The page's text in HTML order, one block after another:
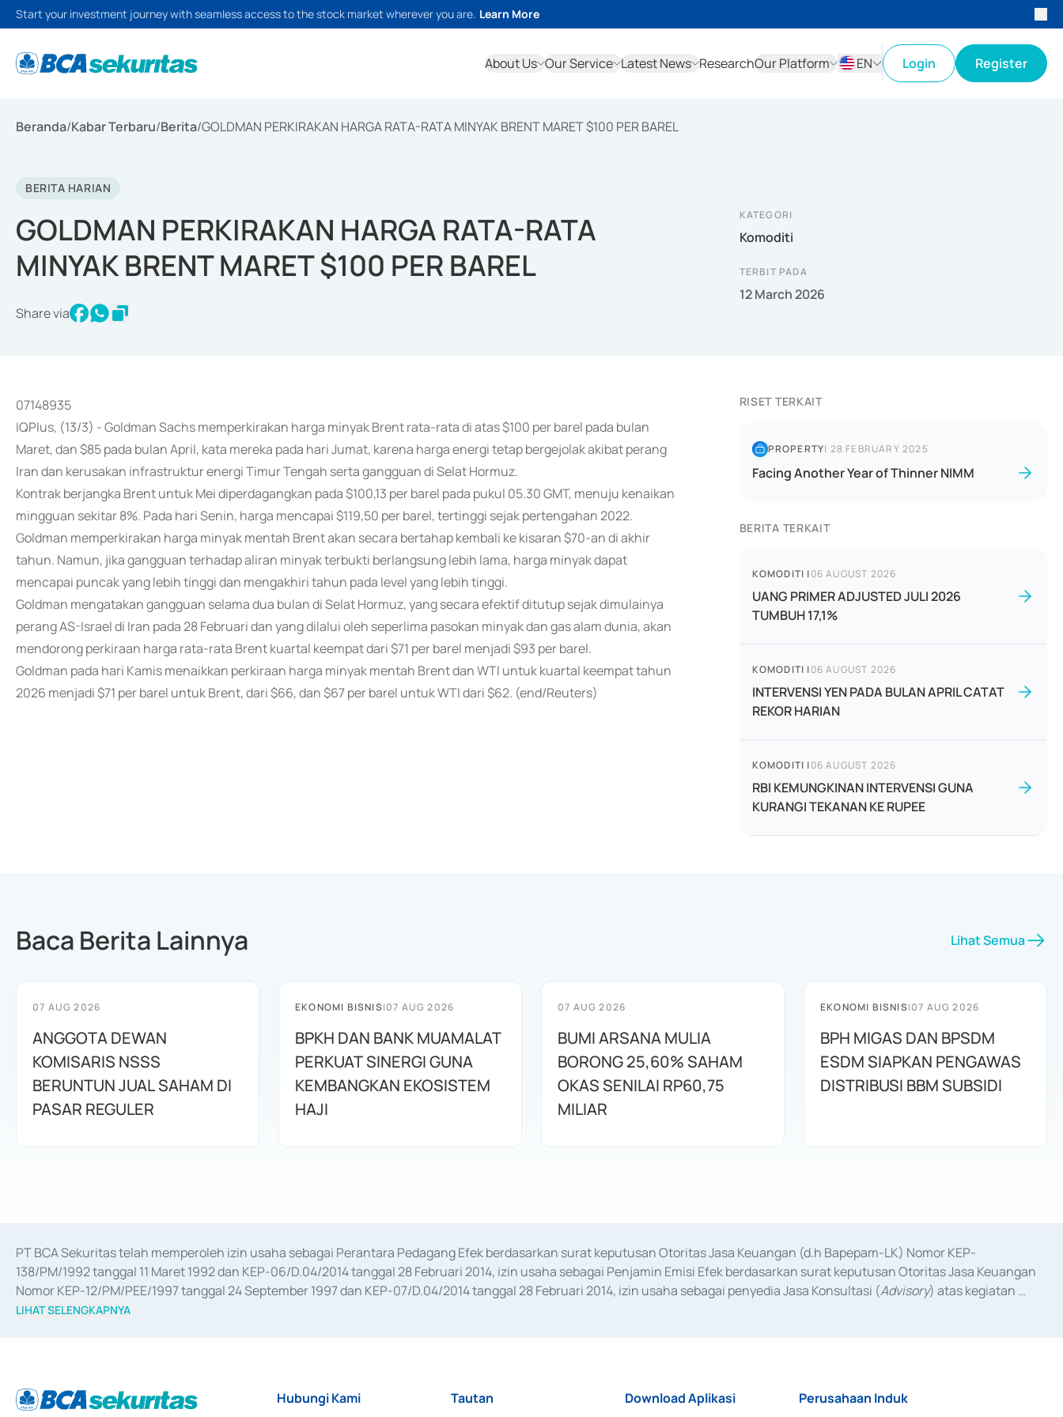
Start your investment journey with seamless access to the stock market wherever you are. Learn More
About Us Our Service Latest News ResearchOur Platform
EN
Login Register
Beranda/Kabar Terbaru/Berita/GOLDMAN PERKIRAKAN HARGA RATA-RATA MINYAK BRENT MARET $100 PER BAREL
BERITA HARIAN
GOLDMAN PERKIRAKAN HARGA RATA-RATA
MINYAK BRENT MARET $100 PER BAREL
Share via
KATEGORI
Komoditi
TERBIT PADA
12 March 2026
07148935
IQPlus, (13/3) - Goldman Sachs memperkirakan harga minyak Brent rata-rata di atas $100 per barel pada bulan
Maret, dan $85 pada bulan April, kata mereka pada hari Jumat, karena harga energi tetap bergejolak akibat perang
Iran dan kerusakan infrastruktur energi Timur Tengah serta gangguan di Selat Hormuz.
Kontrak berjangka Brent untuk Mei diperdagangkan pada $100,13 per barel pada pukul 05.30 GMT, menuju kenaikan
mingguan sekitar 8%. Pada hari Senin, harga mencapai $119,50 per barel, tertinggi sejak pertengahan 2022.
Goldman memperkirakan harga minyak mentah Brent akan secara bertahap kembali ke kisaran $70-an di akhir
tahun. Namun, jika gangguan terhadap aliran minyak terbukti berlangsung lebih lama, harga minyak dapat
mencapai puncak yang lebih tinggi dan mengakhiri tahun pada level yang lebih tinggi.
Goldman mengatakan gangguan selama dua bulan di Selat Hormuz, yang secara efektif ditutup sejak dimulainya
perang AS-Israel di Iran pada 28 Februari dan yang dilalui oleh seperlima pasokan minyak dan gas alam dunia, akan
mendorong perkiraan harga rata-rata Brent kuartal keempat dari $71 per barel menjadi $93 per barel.
Goldman pada hari Kamis menaikkan perkiraan harga minyak mentah Brent dan WTI untuk kuartal keempat tahun
2026 menjadi $71 per barel untuk Brent, dari $66, dan $67 per barel untuk WTI dari $62. (end/Reuters)
RISET TERKAIT
PROPERTY| 28 FEBRUARY 2025
Facing Another Year of Thinner NIMM
BERITA TERKAIT
KOMODITI |06 AUGUST 2026
UANG PRIMER ADJUSTED JULI 2026
TUMBUH 17,1%
KOMODITI |06 AUGUST 2026
INTERVENSI YEN PADA BULAN APRIL CATAT
REKOR HARIAN
KOMODITI |06 AUGUST 2026
RBI KEMUNGKINAN INTERVENSI GUNA
KURANGI TEKANAN KE RUPEE
Baca Berita Lainnya Lihat Semua
07 AUG 2026
ANGGOTA DEWAN
KOMISARIS NSSS
BERUNTUN JUAL SAHAM DI
PASAR REGULER
EKONOMI BISNIS|07 AUG 2026
BPKH DAN BANK MUAMALAT
PERKUAT SINERGI GUNA
KEMBANGKAN EKOSISTEM
HAJI
07 AUG 2026
BUMI ARSANA MULIA
BORONG 25,60% SAHAM
OKAS SENILAI RP60,75
MILIAR
EKONOMI BISNIS|07 AUG 2026
BPH MIGAS DAN BPSDM
ESDM SIAPKAN PENGAWAS
DISTRIBUSI BBM SUBSIDI
PT BCA Sekuritas telah memperoleh izin usaha sebagai Perantara Pedagang Efek berdasarkan surat keputusan Otoritas Jasa Keuangan (d.h Bapepam-LK) Nomor KEP-
138/PM/1992 tanggal 11 Maret 1992 dan KEP-06/D.04/2014 tanggal 28 Februari 2014, izin usaha sebagai Penjamin Emisi Efek berdasarkan surat keputusan Otoritas Jasa Keuangan
Nomor KEP-12/PM/PEE/1997 tanggal 24 September 1997 dan KEP-07/D.04/2014 tanggal 28 Februari 2014, izin usaha sebagai penyedia Jasa Konsultasi (Advisory) atas kegiatan
merger, akuisisi, divestasi, dan
LIHAT SELENGKAPNYA
Hubungi Kami Tautan Download Aplikasi Perusahaan Induk